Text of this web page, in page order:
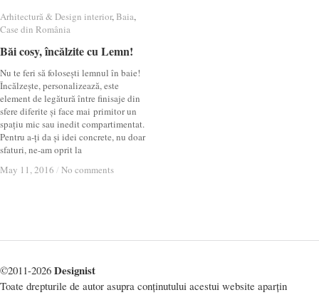
Arhitectură & Design interior, Baia,
Case din România
Băi cosy, încălzite cu Lemn!
Nu te feri să folosești lemnul în baie!
Încălzește, personalizează, este
element de legătură între finisaje din
sfere diferite și face mai primitor un
spațiu mic sau inedit compartimentat.
Pentru a-ți da și idei concrete, nu doar
sfaturi, ne-am oprit la
May 11, 2016 / No comments
Arhitectură & Design interior Baia
Case din România
Băi cosy, încălzite cu Lemn!
May 11, 2016 / No comments
©2011-2026 Designist
Toate drepturile de autor asupra conținutului acestui website aparțin